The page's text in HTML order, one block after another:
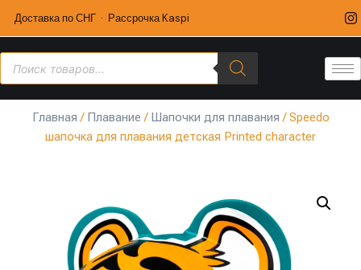
Доставка по СНГ · Рассрочка Kaspi
Главная / Плавание / Шапочки для плавания / Speedo
шапочка для плавания детская Printed character